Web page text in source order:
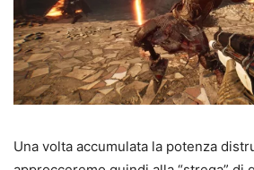
Una volta accumulata la potenza